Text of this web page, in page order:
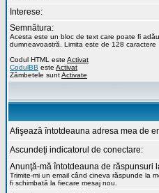
Interese:
Semnătura:
Acesta este un bloc de text care poate fi
dumneavoastră. Limita este de 128 caractere
Codul HTML este Activat
CodulBB este Activat
Zâmbetele suntActivate
Afişează întotdeauna adresa mea de
Ascundeţi indicatorul de conectare:
Anunţă-mă întotdeauna de răspunsuri
Trimite-mi un email când cineva răspunde la
fi schimbată la fiecare mesaj nou.